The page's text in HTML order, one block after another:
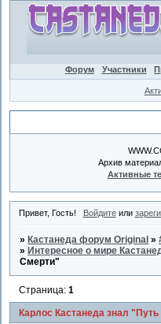
Форум Участники
Архив
Активные
Привет, Гость! Войдитеили
» Кастанеда форум Original »
» Интересное о мире
Смерти"
Карлос Кастанеда знал
Страница:1